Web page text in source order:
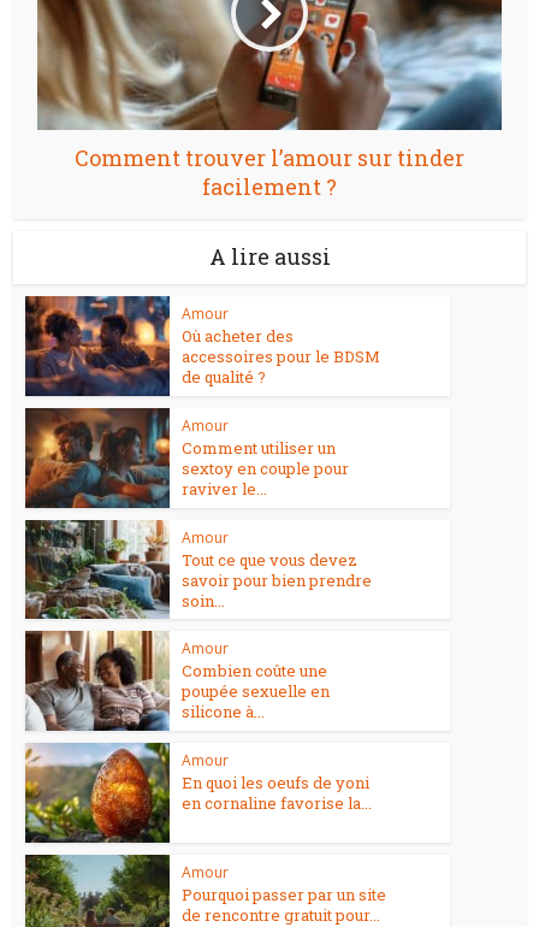
Comment trouver l’amour sur tinder
facilement ?
A lire aussi
Amour
Où acheter des
accessoires pour le BDSM
de qualité ?
Amour
Comment utiliser un
sextoy en couple pour
raviver le...
Amour
Tout ce que vous devez
savoir pour bien prendre
soin...
Amour
Combien coûte une
poupée sexuelle en
silicone à...
Amour
En quoi les oeufs de yoni
en cornaline favorise la...
Amour
Pourquoi passer par un site
de rencontre gratuit pour...